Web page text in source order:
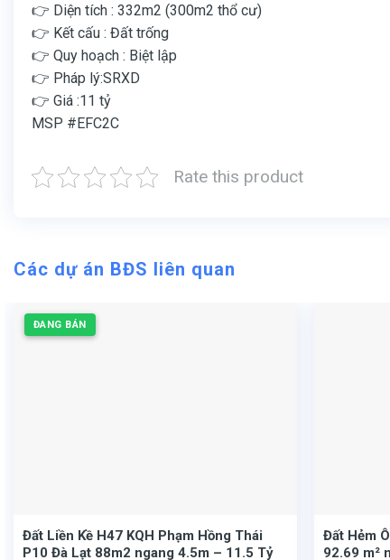
👉 Diện tích : 332m2 (300m2 thổ cư)
👉 Kết cấu : Đất trống
👉 Quy hoạch : Biệt lập
👉 Pháp lý:SRXD
👉 Giá :11 tỷ
MSP #EFC2C
Rate this product
Các dự án BĐS liên quan
ĐANG BÁN
Đất Liền Kề H47 KQH Phạm Hồng Thái
P10 Đà Lạt 88m2 ngang 4.5m – 11.5 Tỷ
Đất Hẻm
92.69 m²